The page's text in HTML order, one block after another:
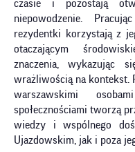
czasie i pozostają
niepowodzenie.
rezydentki korzystają z
otaczającym
znaczenia, wykazując
wrażliwością na kontekst.
warszawskimi
społecznościami tworzą
wiedzy i wspólnego
Ujazdowskim, jak i poza